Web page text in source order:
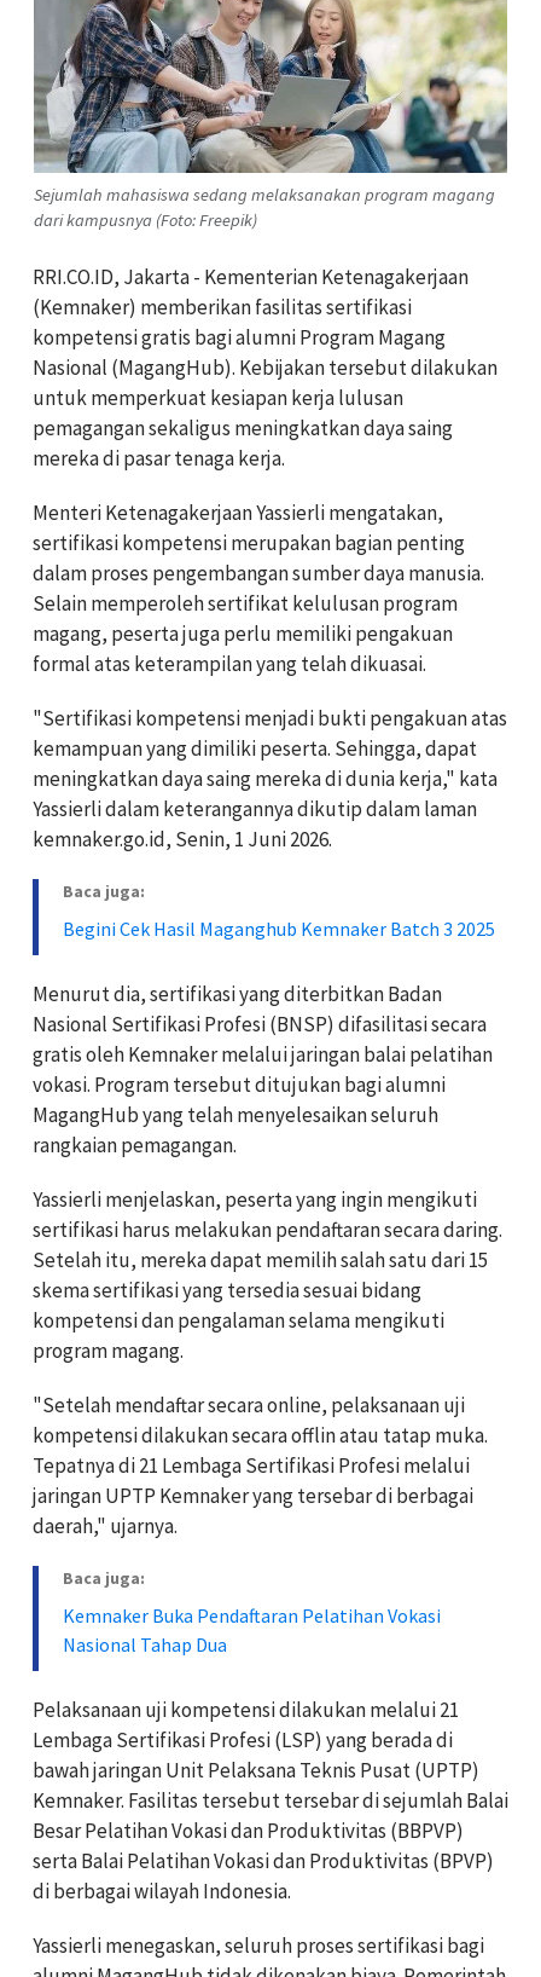
Sejumlah mahasiswa sedang melaksanakan program magang
dari kampusnya (Foto: Freepik)
RRI.CO.ID, Jakarta - Kementerian Ketenagakerjaan
(Kemnaker) memberikan fasilitas sertifikasi
kompetensi gratis bagi alumni Program Magang
Nasional (MagangHub). Kebijakan tersebut dilakukan
untuk memperkuat kesiapan kerja lulusan
pemagangan sekaligus meningkatkan daya saing
mereka di pasar tenaga kerja.
Menteri Ketenagakerjaan Yassierli mengatakan,
sertifikasi kompetensi merupakan bagian penting
dalam proses pengembangan sumber daya manusia.
Selain memperoleh sertifikat kelulusan program
magang, peserta juga perlu memiliki pengakuan
formal atas keterampilan yang telah dikuasai.
"Sertifikasi kompetensi menjadi bukti pengakuan atas
kemampuan yang dimiliki peserta. Sehingga, dapat
meningkatkan daya saing mereka di dunia kerja," kata
Yassierli dalam keterangannya dikutip dalam laman
kemnaker.go.id, Senin, 1 Juni 2026.
Baca juga:
Begini Cek Hasil Maganghub Kemnaker Batch 3 2025
Menurut dia, sertifikasi yang diterbitkan Badan
Nasional Sertifikasi Profesi (BNSP) difasilitasi secara
gratis oleh Kemnaker melalui jaringan balai pelatihan
vokasi. Program tersebut ditujukan bagi alumni
MagangHub yang telah menyelesaikan seluruh
rangkaian pemagangan.
Yassierli menjelaskan, peserta yang ingin mengikuti
sertifikasi harus melakukan pendaftaran secara daring.
Setelah itu, mereka dapat memilih salah satu dari 15
skema sertifikasi yang tersedia sesuai bidang
kompetensi dan pengalaman selama mengikuti
program magang.
"Setelah mendaftar secara online, pelaksanaan uji
kompetensi dilakukan secara offlin atau tatap muka.
Tepatnya di 21 Lembaga Sertifikasi Profesi melalui
jaringan UPTP Kemnaker yang tersebar di berbagai
daerah," ujarnya.
Baca juga:
Kemnaker Buka Pendaftaran Pelatihan Vokasi
Nasional Tahap Dua
Pelaksanaan uji kompetensi dilakukan melalui 21
Lembaga Sertifikasi Profesi (LSP) yang berada di
bawah jaringan Unit Pelaksana Teknis Pusat (UPTP)
Kemnaker. Fasilitas tersebut tersebar di sejumlah Balai
Besar Pelatihan Vokasi dan Produktivitas (BBPVP)
serta Balai Pelatihan Vokasi dan Produktivitas (BPVP)
di berbagai wilayah Indonesia.
Yassierli menegaskan, seluruh proses sertifikasi bagi